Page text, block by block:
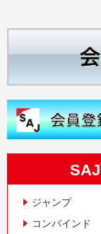
ジャンプ
コンバインド